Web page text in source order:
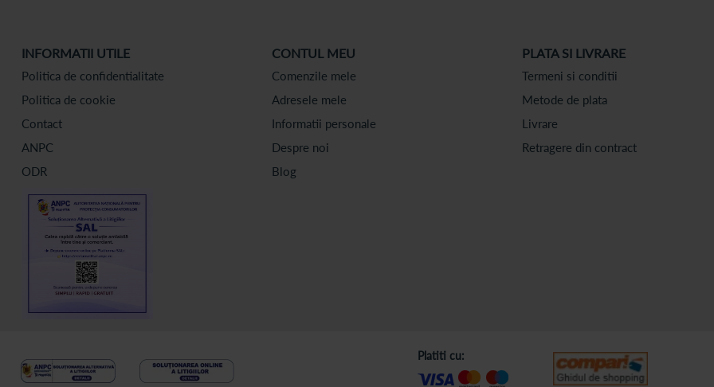
INFORMATII UTILE
Politica de confidentialitate
Politica de cookie
Contact
ANPC
ODR
CONTUL MEU
Comenzile mele
Adresele mele
Informatii personale
Despre noi
Blog
PLATA SI LIVRARE
Termeni si conditii
Metode de plata
Livrare
Retragere din contract
Platiti cu: